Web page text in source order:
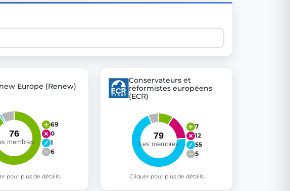
Europe (Renew)
69
0
1
6
pour plus de détails
Conservateurs et
réformistes européens
(ECR)
7
12
55
5
Cliquer pour plus de détails